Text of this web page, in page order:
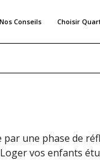
Nos Conseils Choisir
par une phase de
vos enfants